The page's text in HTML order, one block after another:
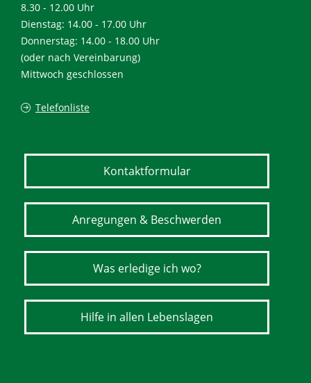
8.30 - 12.00 Uhr
Dienstag: 14.00 - 17.00 Uhr
Donnerstag: 14.00 - 18.00 Uhr
(oder nach Vereinbarung)
Mittwoch geschlossen
Telefonliste
Kontaktformular
Anregungen & Beschwerden
Was erledige ich wo?
Hilfe in allen Lebenslagen